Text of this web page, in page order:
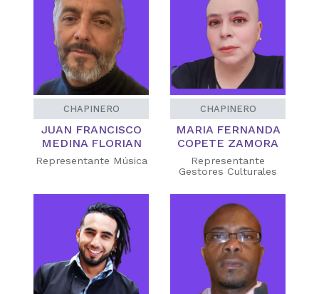
CHAPINERO
JUAN FRANCISCO
MEDINA FLORIAN
Representante Música
CHAPINERO
MARIA FERNANDA
COPETE ZAMORA
Representante
Gestores Culturales